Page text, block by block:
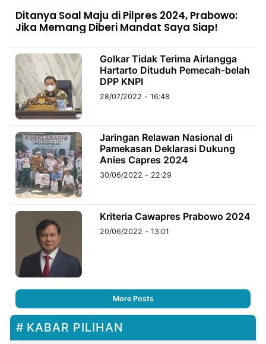
Ditanya Soal Maju di Pilpres 2024, Prabowo:
Jika Memang Diberi Mandat Saya Siap!
Golkar Tidak Terima Airlangga
Hartarto Dituduh Pemecah-belah
DPP KNPI
28/07/2022 - 16:48
Jaringan Relawan Nasional di
Pamekasan Deklarasi Dukung
Anies Capres 2024
30/06/2022 - 22:29
Kriteria Cawapres Prabowo 2024
20/06/2022 - 13:01
More Posts
KABAR PILIHAN